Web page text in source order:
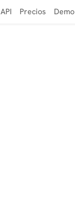
API Precios Demo